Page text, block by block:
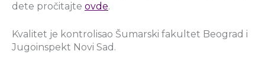
dete pročitajte ovde.
Kvalitet je kontrolisao Šumarski fakultet Beograd i
Jugoinspekt Novi Sad.